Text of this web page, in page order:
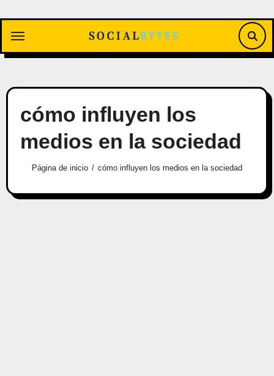
contenido
cómo influyen los
medios en la sociedad
Página de inicio cómo influyen los medios en la sociedad